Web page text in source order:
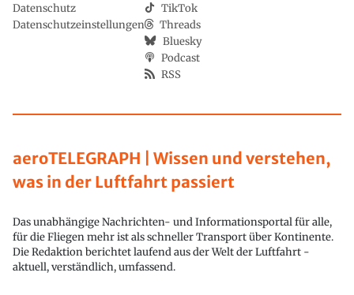
aeroTELEGRAPH | Wissen und verstehen,
was in der Luftfahrt passiert
Das unabhängige Nachrichten- und Informationsportal für alle,
für die Fliegen mehr ist als schneller Transport über Kontinente.
Die Redaktion berichtet laufend aus der Welt der Luftfahrt -
aktuell, verständlich, umfassend.
Datenschutz
Datenschutzeinstellungen
TikTok
Threads
Bluesky
Podcast
RSS